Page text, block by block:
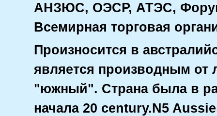
АНЗЮС, ОЭСР, АТЭС, Форум
Всемирная торговая
Произносится в
является производным от
"южный". Страна была в
начала 20 century.N5